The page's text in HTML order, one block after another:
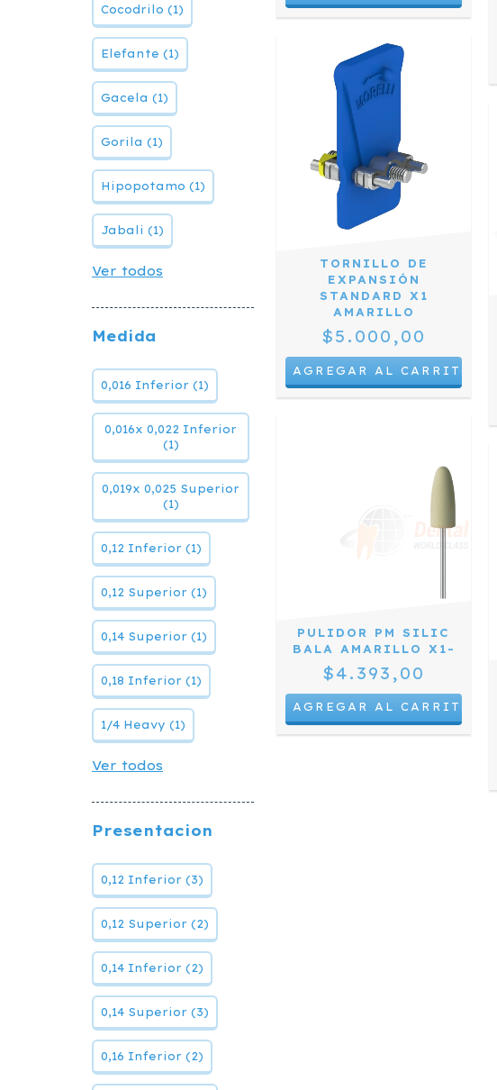
Cocodrilo (1)
Elefante (1)
Gacela (1)
Gorila (1)
Hipopotamo (1)
Jabali (1)
Ver todos
Medida
0,016 Inferior (1)
0,016x 0,022 Inferior
(1)
0,019x 0,025 Superior
(1)
0,12 Inferior (1)
0,12 Superior (1)
0,14 Superior (1)
0,18 Inferior (1)
1/4 Heavy (1)
Ver todos
Presentacion
0,12 Inferior (3)
0,12 Superior (2)
0,14 Inferior (2)
0,14 Superior (3)
0,16 Inferior (2)
TORNILLO DE
EXPANSIÓN
STANDARD X1
AMARILLO
$5.000,00
PULIDOR PM SILIC
BALA AMARILLO X1-
$4.393,00